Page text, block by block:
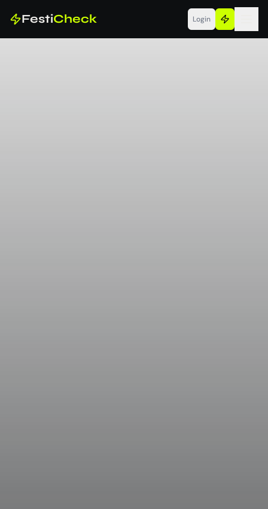
FestiCheck Login